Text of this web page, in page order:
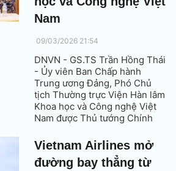
Nam
09/03/2026 21:54
DNVN - GS.TS Trần Hồng Thái
- Ủy viên Ban Chấp hành
Trung ương Đảng, Phó Chủ
tịch Thường trực Viện Hàn lâm
Khoa học và Công nghệ Việt
Nam được Thủ tướng Chính
tịch Viện Hàn lâm Khoa học và
Công nghệ Việt Nam.
Vietnam Airlines mở
đường bay thẳng từ